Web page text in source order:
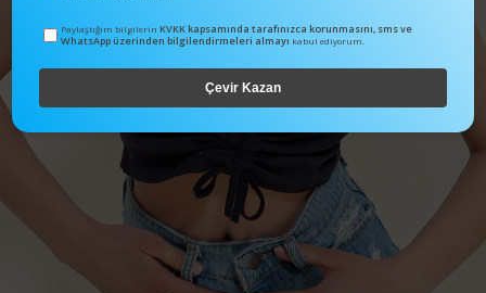
Paylaştığım bilgilerin KVKK kapsamında tarafınızca korunmasını, sms ve
WhatsApp üzerinden bilgilendirmeleri almayı kabul ediyorum.
Çevir Kazan